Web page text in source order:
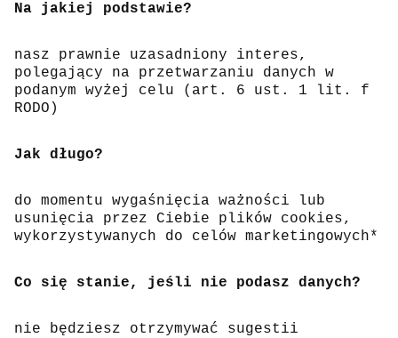
Na jakiej podstawie?
nasz prawnie uzasadniony interes,
polegający na przetwarzaniu danych w
podanym wyżej celu (art. 6 ust. 1 lit. f
RODO)
Jak długo?
do momentu wygaśnięcia ważności lub
usunięcia przez Ciebie plików cookies,
wykorzystywanych do celów marketingowych*
Co się stanie, jeśli nie podasz danych?
nie będziesz otrzymywać sugestii